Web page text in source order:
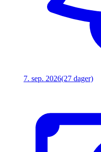
7. sep. 2026(27 dager)